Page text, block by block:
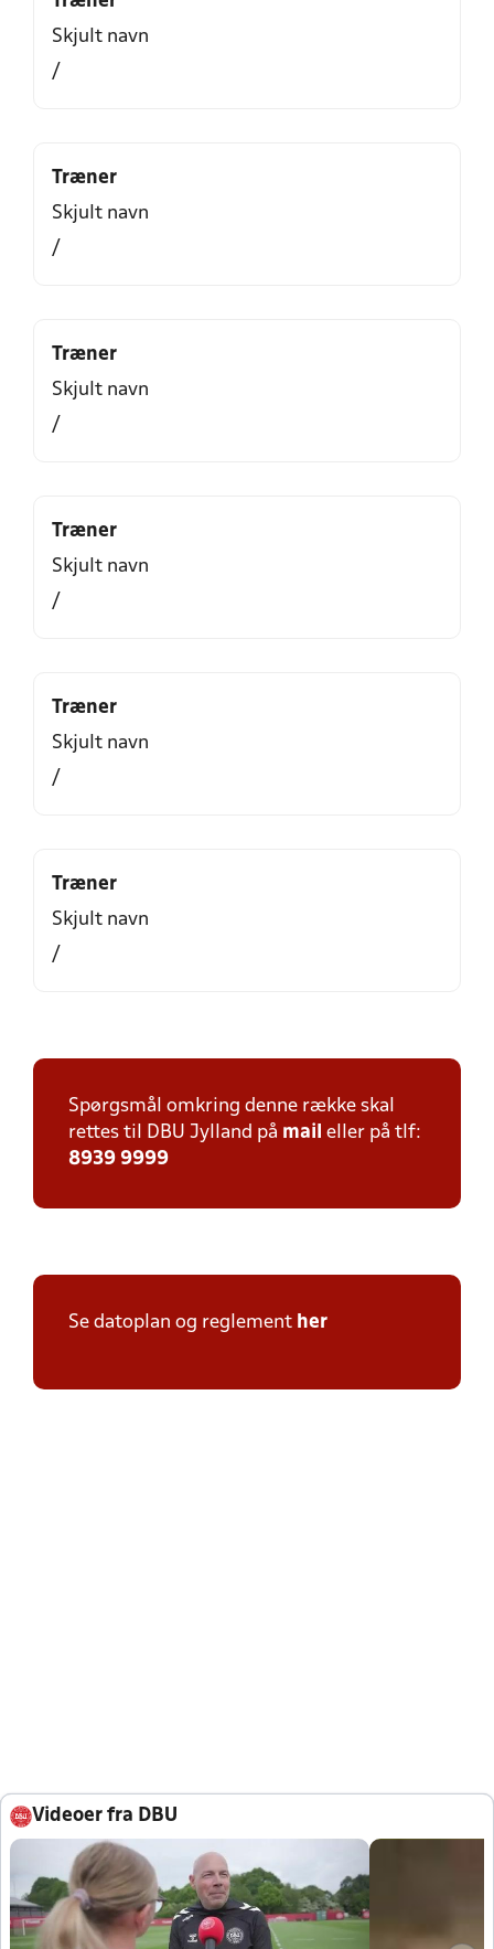
Skjult navn
/
Træner
Skjult navn
/
Træner
Skjult navn
/
Træner
Skjult navn
/
Træner
Skjult navn
/
Træner
Skjult navn
/
Spørgsmål omkring denne række skal
rettes til DBU Jylland på mail eller på tlf:
8939 9999
Se datoplan og reglement her
Videoer fra DBU